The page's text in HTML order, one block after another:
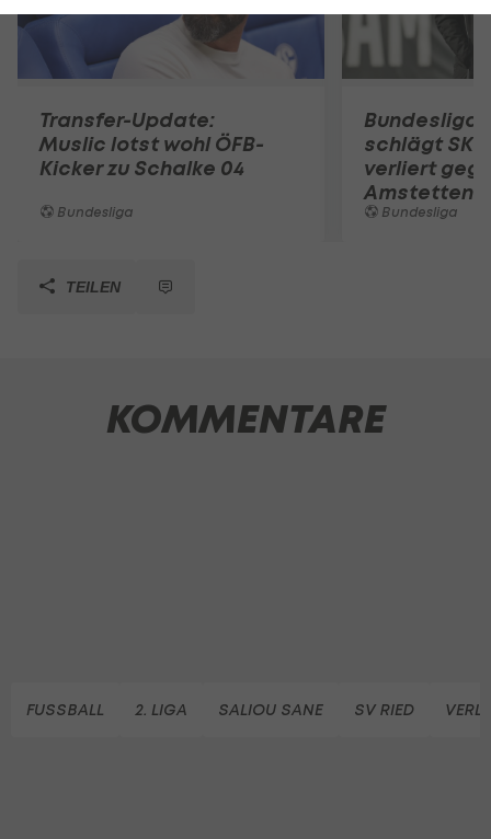
Transfer-Update:
Muslic lotst wohl ÖFB-
Kicker zu Schalke 04
Bundesliga
Bundesliga-
schlägt
verliert
Amstetten
Bundesliga
TEILEN
KOMMENTARE
FUSSBALL 2. LIGA SALIOU SANE SV RIED